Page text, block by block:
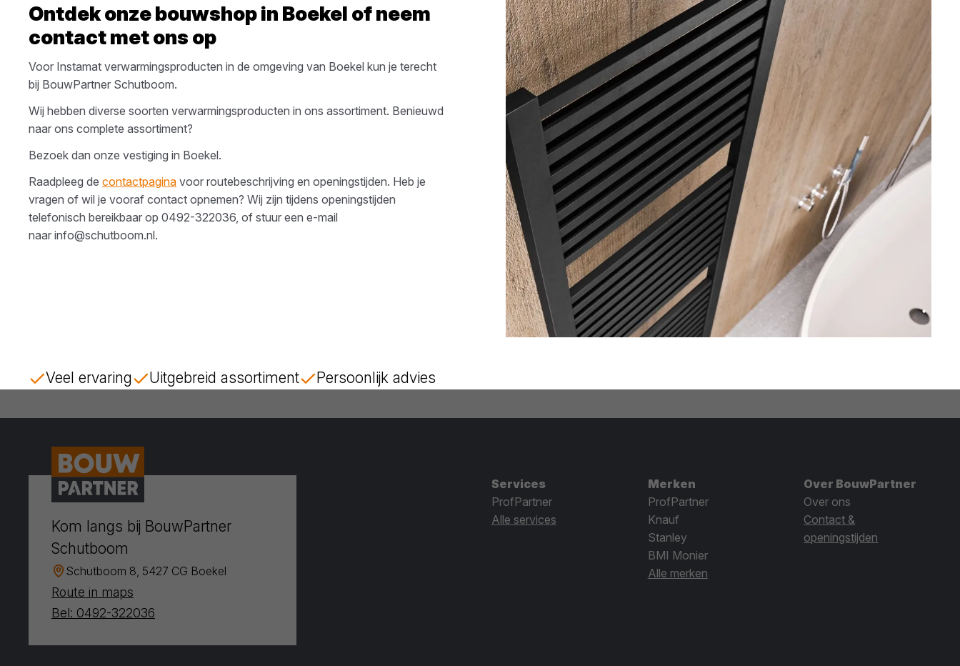
Ontdek onze bouwshop in Boekel of neem
contact met ons op
Voor Instamat verwarmingsproducten in de omgeving van Boekel kun je terecht
bij BouwPartner Schutboom.
Wij hebben diverse soorten verwarmingsproducten in ons assortiment. Benieuwd
naar ons complete assortiment?
Bezoek dan onze vestiging in Boekel.
Raadpleeg de contactpagina voor routebeschrijving en openingstijden. Heb je
vragen of wil je vooraf contact opnemen? Wij zijn tijdens openingstijden
telefonisch bereikbaar op 0492-322036 , of stuur een e-mail
naar info@schutboom.nl.
Veel ervaring Uitgebreid assortiment Persoonlijk advies
Kom langs bij BouwPartner
Schutboom
Schutboom 8, 5427 CG Boekel
Route in maps
Bel: 0492-322036
Services
ProfPartner
Alle services
Merken
ProfPartner
Knauf
Stanley
BMI Monier
Alle merken
Over BouwPartner
Over ons
Contact &
openingstijden